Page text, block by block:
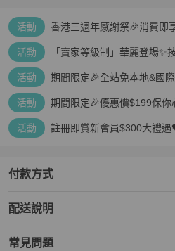
活動
香港三週年感謝祭🎉消費即
活動 「賣家等級制」華麗登場✨
活動 期間限定🎉全站免本地&國
活動 期間限定🎉優惠價$199保你
活動 註冊即賞新會員$300大禮遇
付款方式
配送說明
常見問題